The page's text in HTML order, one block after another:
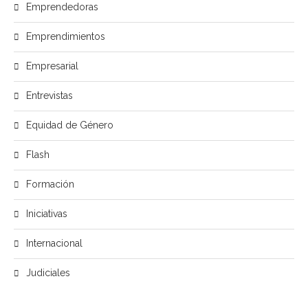
Emprendedoras
Emprendimientos
Empresarial
Entrevistas
Equidad de Género
Flash
Formación
Iniciativas
Internacional
Judiciales